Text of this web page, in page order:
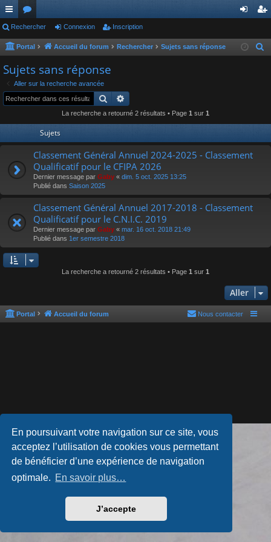
En poursuivant votre navigation sur ce site, vous
acceptez l’utilisation de cookies vous permettant
de bénéficier d’une expérience de navigation
optimale. En savoir plus…
J’accepte
ac
co
ur
ci
s
or
u
s
ne cri
Rechercher Connexion Inscription
Portal Accueil du forum Rechercher Sujets sans réponse
c
Sujets sans réponse
Aller sur la recherche avancée
Rechercher
La recherche a retourné 2 résultats • Page 1 sur 1
Sujets
Classement Général Annuel 2024-2025 - Classement
Qualificatif pour le CFIPA 2026
Dernier message par Gaby « dim. 5 oct. 2025 13:25
Publié dans Saison 2025
Classement Général Annuel 2017-2018 - Classement
Qualificatif pour le C.N.I.C. 2019
Dernier message par Gaby « mar. 16 oct. 2018 21:49
Publié dans 1er semestre 2018
La recherche a retourné 2 résultats • Page 1 sur 1
Aller
Portal Accueil du forum Nous contacter
Développé parphpBB® Forum Software © phpBB Limited
Style parArty- phpBB 3.3 par MrGaby
Traduction française officielle
Qiaeru
Confidentialité